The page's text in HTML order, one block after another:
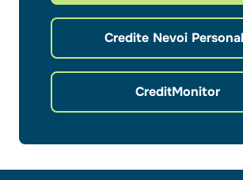
Credite Nevoi
CreditMonitor